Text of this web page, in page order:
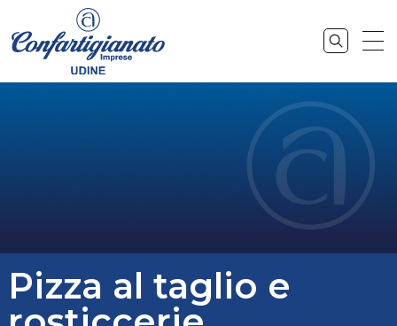
Pizza al taglio e